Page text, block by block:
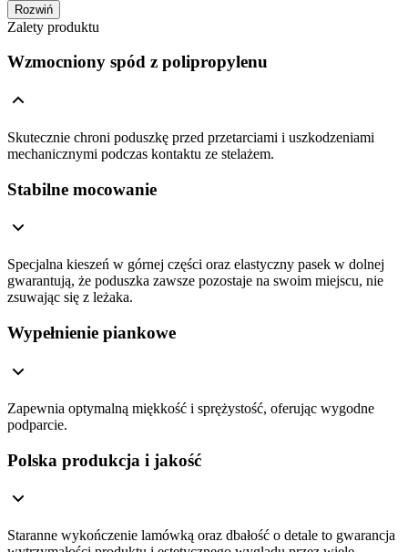
Rozwiń
Zalety produktu
Wzmocniony spód z polipropylenu
Skutecznie chroni poduszkę przed przetarciami i uszkodzeniami
mechanicznymi podczas kontaktu ze stelażem.
Stabilne mocowanie
Specjalna kieszeń w górnej części oraz elastyczny pasek w dolnej
gwarantują, że poduszka zawsze pozostaje na swoim miejscu, nie
zsuwając się z leżaka.
Wypełnienie piankowe
Zapewnia optymalną miękkość i sprężystość, oferując wygodne
podparcie.
Polska produkcja i jakość
Staranne wykończenie lamówką oraz dbałość o detale to gwarancja